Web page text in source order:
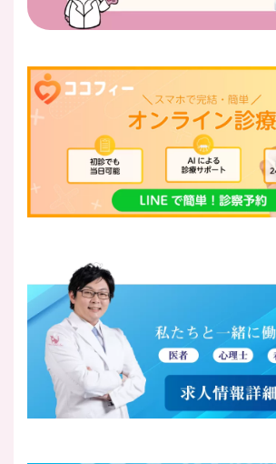
FAX
03-5989-0618
営業時間：10:00〜22:00